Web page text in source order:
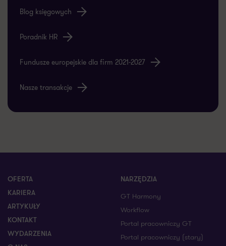
Blog księgowych
Poradnik HR
Fundusze europejskie dla firm 2021-2027
Nasze transakcje
OFERTA
KARIERA
ARTYKUŁY
KONTAKT
WYDARZENIA
NARZĘDZIA
GT Harmony
Workflow
Portal pracowniczy GT
Portal pracowniczy (stary)